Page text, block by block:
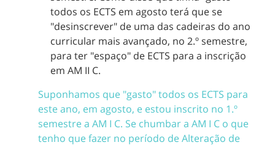
todos os ECTS em agosto terá que se
"desinscrever" de uma das cadeiras do ano
curricular mais avançado, no 2.º semestre,
para ter "espaço" de ECTS para a inscrição
em AM II C.
Suponhamos que "gasto" todos os ECTS para
este ano, em agosto, e estou inscrito no 1.º
semestre a AM I C. Se chumbar a AM I C o que
tenho que fazer no período de Alteração de